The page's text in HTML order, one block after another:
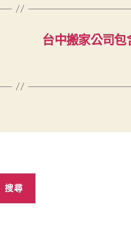
台中搬家公司